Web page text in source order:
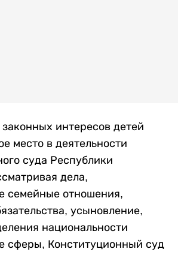
интересов детей
место в деятельности
суда Республики
дела,
семейные отношения,
усыновление,
национальности
сферы, Конституционный суд